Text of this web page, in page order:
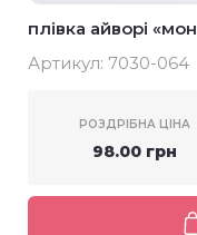
плівка айворі
(20шт)
Артикул: 7030-064
РОЗДРІБНА ЦІНА
98.00 грн